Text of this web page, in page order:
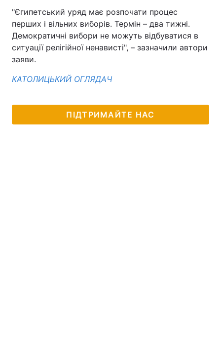
"Єгипетський уряд має розпочати процес
перших і вільних виборів. Термін – два тижні.
Демократичні вибори не можуть відбуватися в
ситуації релігійної ненависті", – зазначили автори
заяви.
КАТОЛИЦЬКИЙ ОГЛЯДАЧ
ПІДТРИМАЙТЕ НАС